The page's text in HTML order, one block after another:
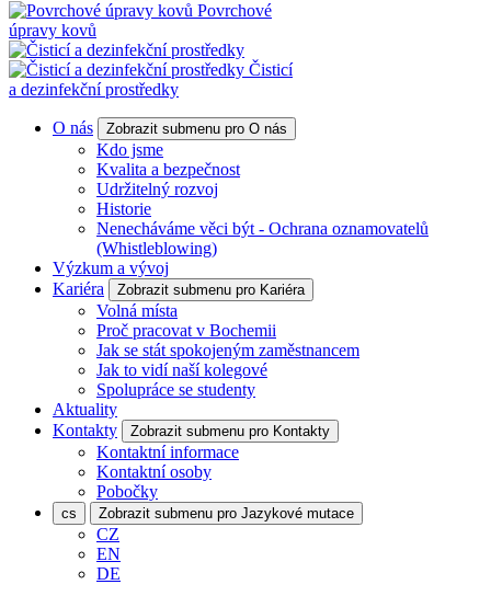
Povrchové
úpravy kovů
Čisticí
a dezinfekční prostředky
O nás Zobrazit submenu pro O nás
Kdo jsme
Kvalita a bezpečnost
Udržitelný rozvoj
Historie
Nenecháváme věci být - Ochrana oznamovatelů
(Whistleblowing)
Výzkum a vývoj
Kariéra
Zobrazit submenu pro Kariéra
Volná místa
Proč pracovat v Bochemii
Jak se stát spokojeným zaměstnancem
Jak to vidí naší kolegové
Spolupráce se studenty
Aktuality
Kontakty
Zobrazit submenu pro Kontakty
Kontaktní informace
Kontaktní osoby
Pobočky
cs Zobrazit submenu pro Jazykové mutace
CZ
EN
DE